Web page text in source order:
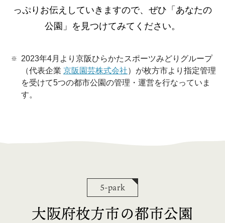
っぷりお伝えしていきますので、ぜひ「あなたの
公園」を見つけてみてください。
2023年4月より京阪ひらかたスポーツみどりグループ
（代表企業京阪園芸株式会社）が枚方市より指定管理
を受けて5つの都市公園の管理・運営を行なっていま
す。
5-park
大阪府枚方市の都市公園